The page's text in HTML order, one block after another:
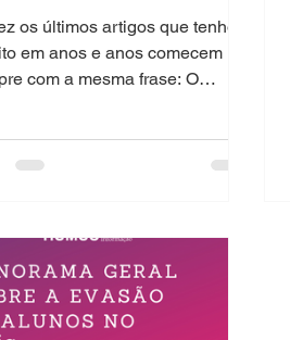
como estratégia
em captação e
os últimos artigos que tenho
em anos e anos comecem
com a mesma frase: O